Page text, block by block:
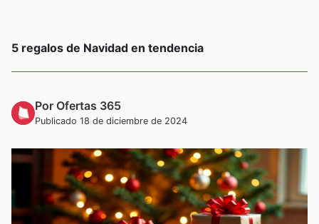
5 regalos de Navidad en tendencia
Por Ofertas 365
Publicado 18 de diciembre de 2024